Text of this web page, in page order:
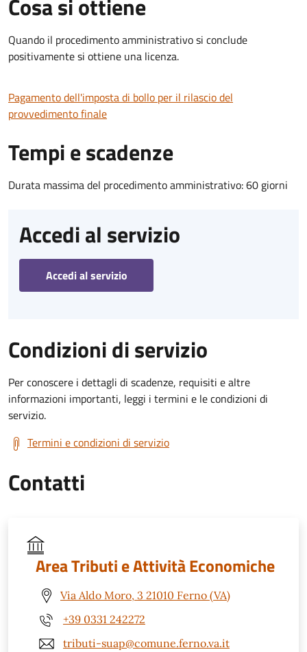
Quando il procedimento amministrativo si conclude
positivamente si ottiene una licenza.
Pagamento dell'imposta di bollo per il rilascio del
provvedimento finale
Tempi e scadenze
Durata massima del procedimento amministrativo: 60 giorni
Accedi al servizio
Accedi al servizio
Condizioni di servizio
Per conoscere i dettagli di scadenze, requisiti e altre
informazioni importanti, leggi i termini e le condizioni di
servizio.
Termini e condizioni di servizio
Contatti
Area Tributi e Attività Economiche
Via Aldo Moro, 3 21010 Ferno (VA)
+39 0331 242272
tributi-suap@comune.ferno.va.it